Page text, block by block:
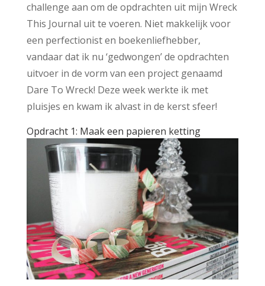
challenge aan om de opdrachten uit mijn Wreck
This Journal uit te voeren. Niet makkelijk voor
een perfectionist en boekenliefhebber,
vandaar dat ik nu ‘gedwongen’ de opdrachten
uitvoer in de vorm van een project genaamd
Dare To Wreck! Deze week werkte ik met
pluisjes en kwam ik alvast in de kerst sfeer!
Opdracht 1: Maak een papieren ketting